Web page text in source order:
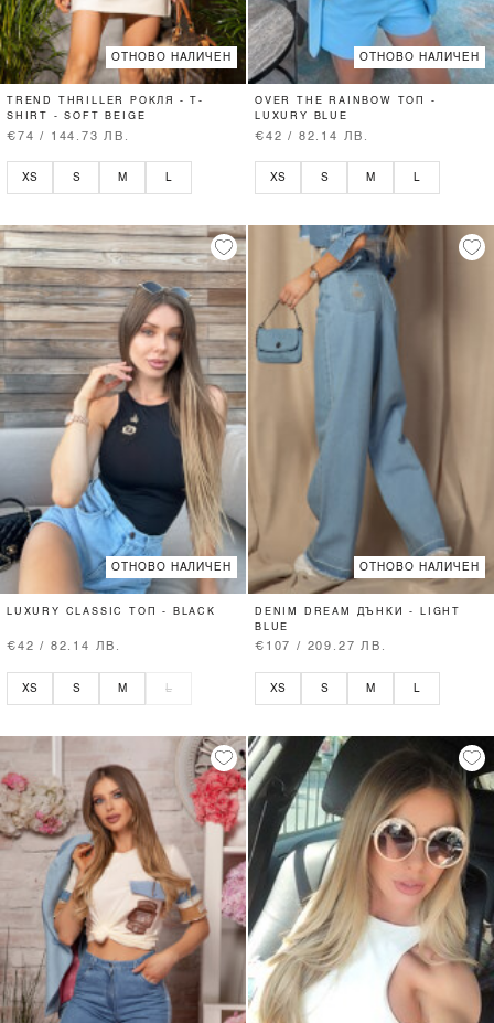
ОТНОВО НАЛИЧЕН
TREND THRILLER РОКЛЯ - T-
SHIRT - SOFT BEIGE
€74 / 144.73 ЛВ.
XS S M
ОТНОВО НАЛИЧЕН
OVER THE RAINBOW ТОП -
LUXURY BLUE
€42 / 82.14 ЛВ.
XS S M
ОТНОВО НАЛИЧЕН
LUXURY CLASSIC ТОП - BLACK
€42 / 82.14 ЛВ.
XS S M L
ОТНОВО НАЛИЧЕН
DENIM DREAM ДЪНКИ - LIGHT
BLUE
€107 / 209.27 ЛВ.
XS S M